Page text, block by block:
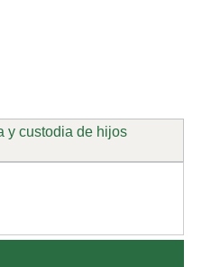
y custodia de hijos